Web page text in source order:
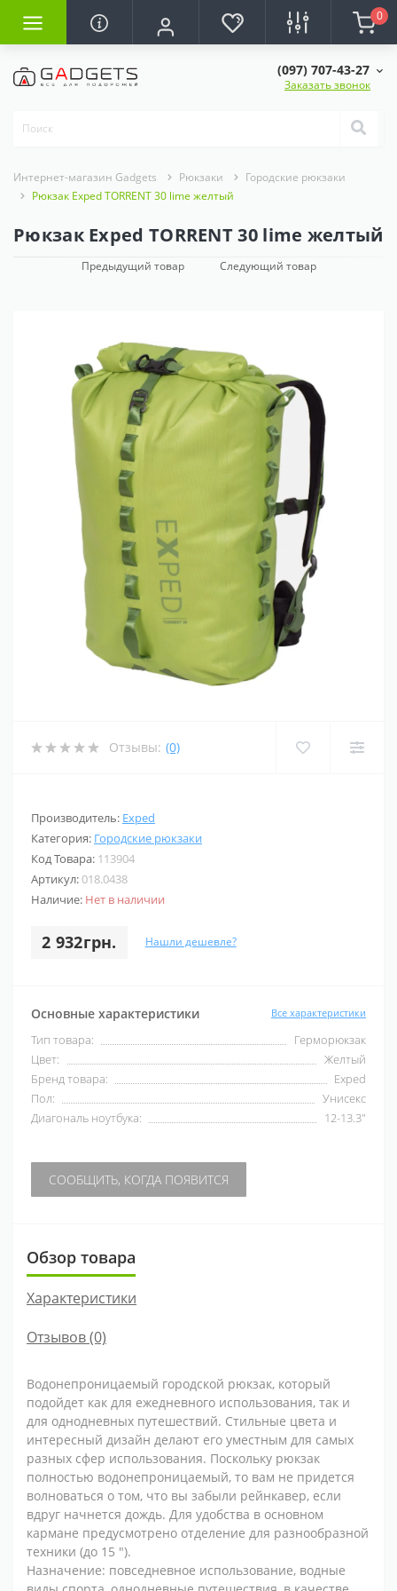
0
(097) 707-43-27
Заказать звонок
Интернет-магазин Gadgets Рюкзаки
Городские рюкзаки
Рюкзак Exped TORRENT 30 lime желтый
Рюкзак Exped TORRENT 30 lime желтый
Предыдущий товар Следующий товар
Отзывы: (0)
Производитель: Exped
Категория: Городские рюкзаки
Код Товара: 113904
Артикул:018.0438
Наличие: Нет в наличии
2 932грн. Нашли дешевле?
Основные характеристики Все характеристики
Тип товара:
Герморюкзак
Цвет:
Желтый
Бренд товара:
Exped
Пол:
Унисекс
Диагональ ноутбука:
12-13.3"
СООБЩИТЬ, КОГДА ПОЯВИТСЯ
Обзор товара
Характеристики
Отзывов (0)
Водонепроницаемый городской рюкзак, который
подойдет как для ежедневного использования, так и
для однодневных путешествий. Стильные цвета и
интересный дизайн делают его уместным для самых
разных сфер использования. Поскольку рюкзак
полностью водонепроницаемый, то вам не придется
волноваться о том, что вы забыли рейнкавер, если
вдруг начнется дождь. Для удобства в основном
кармане предусмотрено отделение для разнообразной
техники (до 15 ").
Назначение: повседневное использование, водные